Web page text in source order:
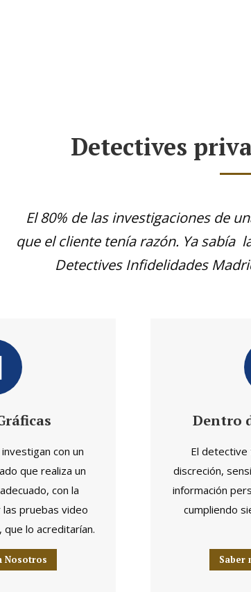
Detectives
El 80% de las investigaciones de
que el cliente tenía razón. Ya sabía
Detectives Infidelidades
con un
que realiza un
con la
pruebas video
lo acreditarían.
Nosotros
Dentro
El detective
discreción,
información
cumpliendo
Saber